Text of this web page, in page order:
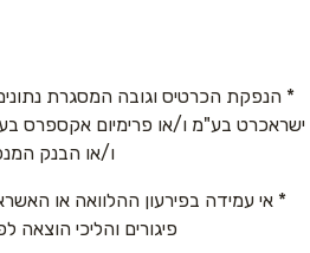
* הנפקת הכרטיס וגובה המסגרת
ישראכרט בע"מ ו/או פרימיום אקספרס
ו/או הבנק
* אי עמידה בפירעון ההלוואה או
פיגורים והליכי הוצאה